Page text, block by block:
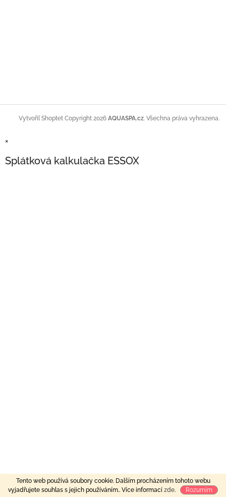
Tento web používá soubory cookie. Dalším procházením tohoto webu
vyjadřujete souhlas s jejich používáním.. Více informací zde. Rozumím
Vytvořil Shoptet Copyright 2026 AQUASPA.cz. Všechna práva vyhrazena.
×
Splátková kalkulačka ESSOX